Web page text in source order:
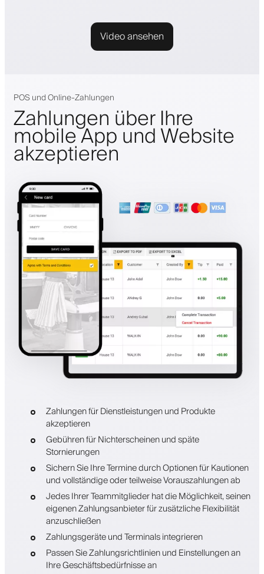
Video ansehen
POS und Online-Zahlungen
Zahlungen über Ihre
mobile App und Website
akzeptieren
Zahlungen für Dienstleistungen und Produkte
akzeptieren
Gebühren für Nichterscheinen und späte
Stornierungen
Sichern Sie Ihre Termine durch Optionen für Kautionen
und vollständige oder teilweise Vorauszahlungen ab
Jedes Ihrer Teammitglieder hat die Möglichkeit, seinen
eigenen Zahlungsanbieter für zusätzliche Flexibilität
anzuschließen
Zahlungsgeräte und Terminals integrieren
Passen Sie Zahlungsrichtlinien und Einstellungen an
Ihre Geschäftsbedürfnisse an